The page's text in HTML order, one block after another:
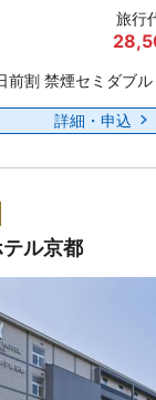
旅行
前割 禁煙セミダブ
詳細・申込
ル京都